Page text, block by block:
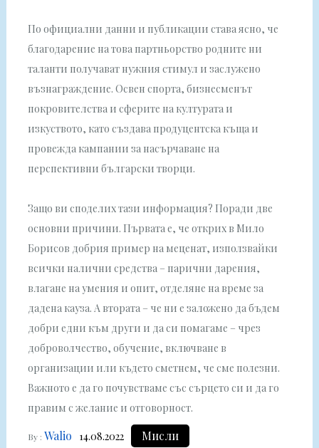
По официални данни и публикации става ясно, че
благодарение на това партньорство родните ни
таланти получават нужния стимул и заслужено
възнаграждение. Освен спорта, бизнесменът
покровителства и сферите на културата и
изкуството, като създава продуцентска къща и
провежда кампании за насърчаване на
перспективни български творци.
Защо ви споделих тази информация? Поради две
основни причини. Първата е, че открих в Мило
Борисов добрия пример на меценат, използвайки
всички налични средства – парични дарения,
влагане на умения и опит, отделяне на време за
дадена кауза. А втората – че ни е заложено да бъдем
добри едни към други и да си помагаме – чрез
доброволчество, обучение, включване в
организации или където сметнем, че сме полезни.
Важното е да го почувстваме със сърцето си и да го
правим с желание и отговорност.
By : Walio 14.08.2022 Мисли